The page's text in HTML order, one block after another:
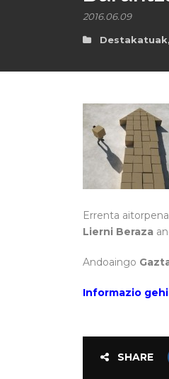
2016.06.09
Destakatuak,
Errenta
Lierni Beraza
Andoaingo
Informazio
SHARE